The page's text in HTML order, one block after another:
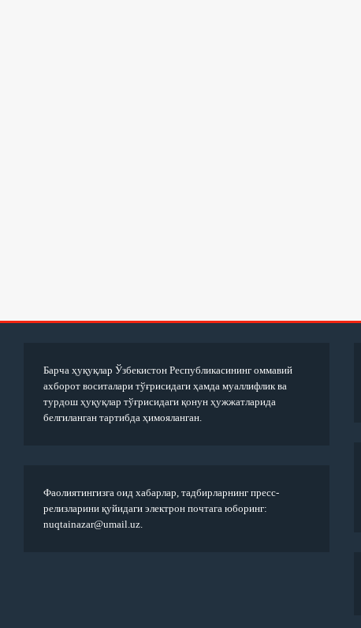
Барча ҳуқуқлар Ўзбекистон Республикасининг оммавий
ахборот воситалари тўғрисидаги ҳамда муаллифлик ва
турдош ҳуқуқлар тўғрисидаги қонун ҳужжатларида
белгиланган тартибда ҳимояланган.
Фаолиятингизга оид хабарлар, тадбирларнинг пресс-
релизларини қуйидаги электрон почтага юборинг:
nuqtainazar@umail.uz.